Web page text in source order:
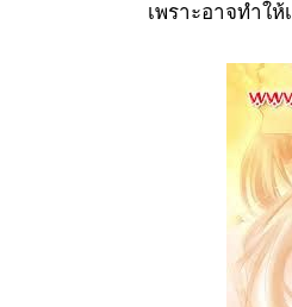
เพราะอาจทำใ